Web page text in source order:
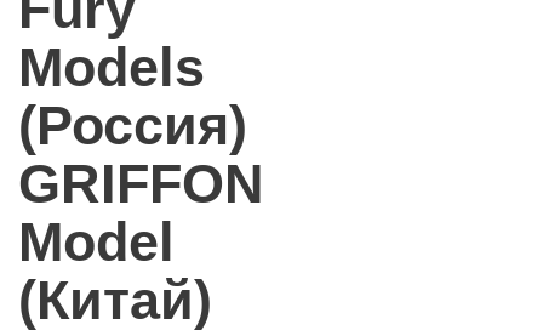
Models
(Россия)
GRIFFON
Model
(Китай)